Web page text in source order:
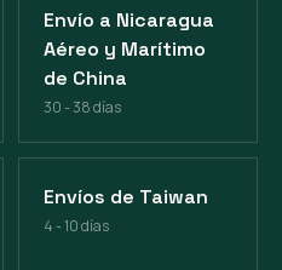
Envío a Nicaragua
Aéreo y Marítimo
de China
30 - 38 días
Envíos de Taiwan
4 - 10 días